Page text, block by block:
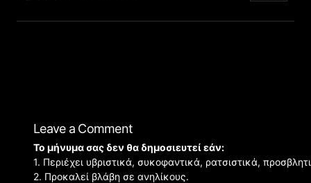
Leave a Comment
Το μήνυμα σας δεν θα δημοσιευτεί εάν:
1. Περιέχει υβριστικά, συκοφαντικά, ρατσιστικά,
2. Προκαλεί βλάβη σε ανηλίκους.